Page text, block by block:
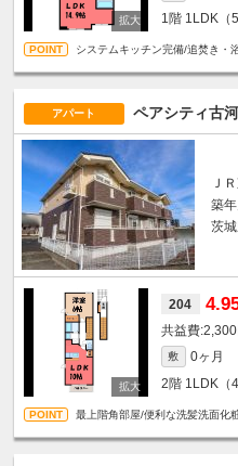
1階 1LDK（
システムキッチン完備/追焚き・
アパート ペアシティ古
Ｊ
築
茨
204
2,300
敷 0ヶ月
2階 1LDK（
最上階角部屋/便利な洗髪洗面化